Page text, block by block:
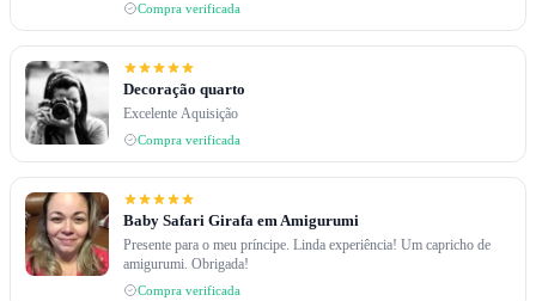
Compra verificada
Decoração quarto
Excelente Aquisição
Compra verificada
Baby Safari Girafa em Amigurumi
Presente para o meu príncipe. Linda experiência! Um capricho de
amigurumi. Obrigada!
Compra verificada